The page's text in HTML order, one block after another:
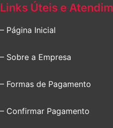
Links Úteis e
– Página Inicial
– Sobre a Empresa
– Formas de Pagamento
– Confirmar Pagamento